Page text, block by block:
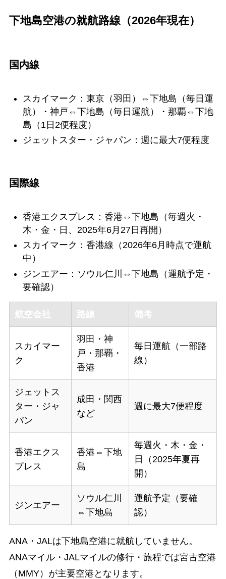
下地島空港の就航路線（2026年現在）
国内線
スカイマーク：東京（羽田）⇔下地島（毎日運
航）・神戸⇔下地島（毎日運航）・那覇⇔下地
島（1日2便程度）
ジェットスター・ジャパン：週に最大7便程度
国際線
香港エクスプレス：香港⇔下地島（毎週火・
木・金・日、2025年6月27日再開）
スカイマーク：香港線（2026年6月時点で運航
中）
ジンエアー：ソウル仁川⇔下地島（運航予定・
要確認）
航空会社 路線 備考
スカイマー
ク
羽田・神
戸・那覇・
香港
毎日運航（一部路
線）
ジェットス
ター・ジャ
パン
成田・関西
など
週に最大7便程度
香港エクス
プレス
香港⇔下地
島
毎週火・木・金・
日（2025年夏再
開）
ジンエアー
ソウル仁川
⇔下地島
運航予定（要確
認）
ANA・JALは下地島空港に就航していません。
ANAマイル・JALマイルの修行・旅程では宮古空港
（MMY）が主要空港となります。